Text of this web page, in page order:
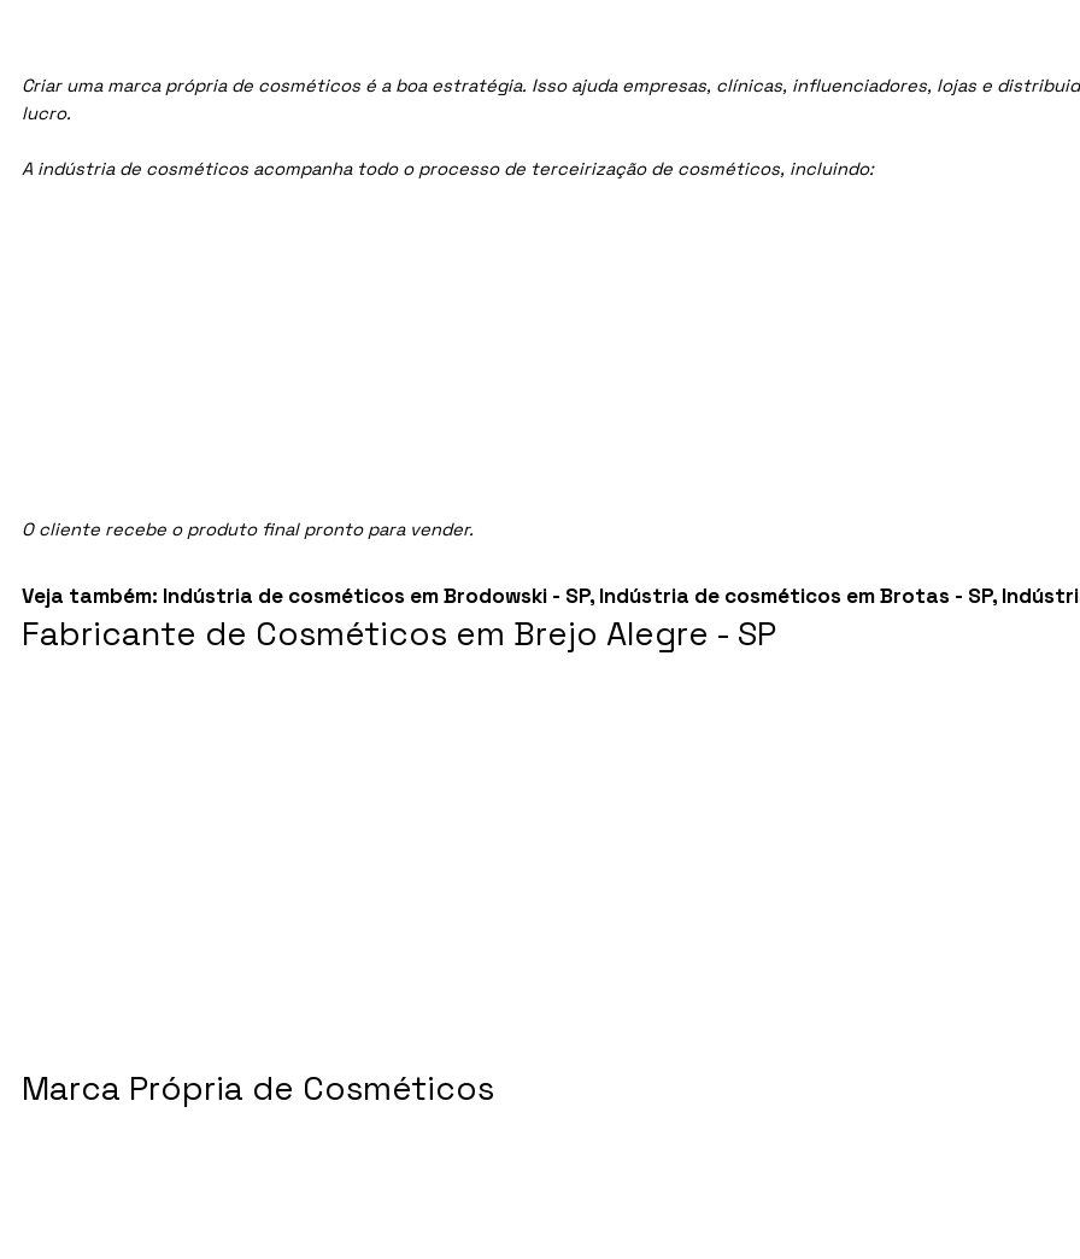
Criar uma marca própria de cosméticos é a boa estratégia. Isso ajuda empresas, clínicas, influenciadores, lojas e
lucro.
A indústria de cosméticos acompanha todo o processo de terceirização de cosméticos, incluindo:
O cliente recebe o produto final pronto para vender.
Veja também: Indústria de cosméticos em Brodowski - SP, Indústria de cosméticos em Brotas - SP,
Fabricante de Cosméticos em Brejo Alegre - SP
Marca Própria de Cosméticos